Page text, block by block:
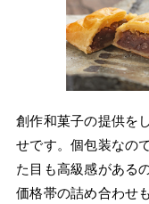
創作和菓子の提供を
せです。個包装なの
た目も高級感がある
価格帯の詰め合わせ